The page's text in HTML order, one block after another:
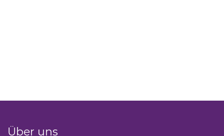
Über uns